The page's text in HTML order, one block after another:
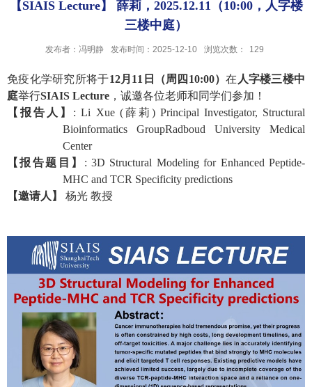
【SIAIS Lecture】 薛莉，2025.12.11（10:00，人字楼
三楼中庭）
发布者：冯明静 发布时间：2025-12-10 浏览次数： 129
免疫化学研究所将于12月11 日（周四10:00）在 人字楼三楼中
庭举行SIAIS Lecture ，诚邀各位老师和同学们参加！
【报告人 】 : Li Xue (薛莉) Principal Investigator, Structural
Bioinformatics GroupRadboud University Medical
Center
【报告题目 】 : 3D Structural Modeling for Enhanced Peptide-
MHC and TCR Specificity predictions
【邀请人】 杨光 教授